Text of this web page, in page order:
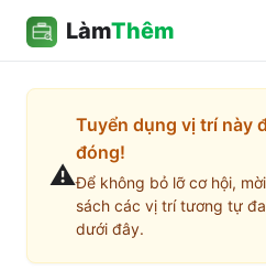
LàmThêm
⚠️
Tuyển dụng vị trí này
đóng!
Để không bỏ lỡ cơ hội,
sách các vị trí tương tự
dưới đây.